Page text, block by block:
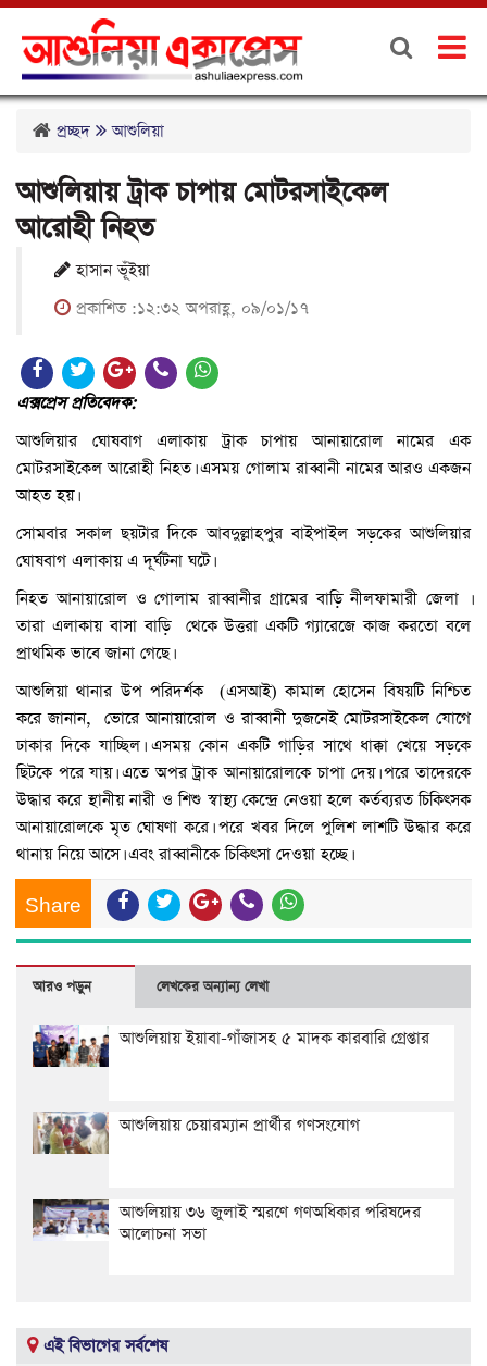
প্রচ্ছদ আশুলিয়া
আশুলিয়ায় ট্রাক চাপায় মোটরসাইকেল
আরোহী নিহত
হাসান ভূঁইয়া
প্রকাশিত :১২:৩২ অপরাহ্ণ, ০৯/০১/১৭
এক্সপ্রেস প্রতিবেদক:
আশুলিয়ার ঘোষবাগ এলাকায় ট্রাক চাপায় আনায়ারোল নামের এক
মোটরসাইকেল আরোহী নিহত। এসময় গোলাম রাব্বানী নামের আরও একজন
আহত হয়।
সোমবার সকাল ছয়টার দিকে আবদুল্লাহপুর বাইপাইল সড়কের আশুলিয়ার
ঘোষবাগ এলাকায় এ দূর্ঘটনা ঘটে।
নিহত আনায়ারোল ও গোলাম রাব্বানীর গ্রামের বাড়ি নীলফামারী জেলা ।
তারা এলাকায় বাসা বাড়ি থেকে উত্তরা একটি গ্যারেজে কাজ করতো বলে
প্রাথমিক ভাবে জানা গেছে।
আশুলিয়া থানার উপ পরিদর্শক (এসআই) কামাল হোসেন বিষয়টি নিশ্চিত
করে জানান, ভোরে আনায়ারোল ও রাব্বানী দুজনেই মোটরসাইকেল যোগে
ঢাকার দিকে যাচ্ছিল। এসময় কোন একটি গাড়ির সাথে ধাক্কা খেয়ে সড়কে
ছিটকে পরে যায়। এতে অপর ট্রাক আনায়ারোলকে চাপা দেয়। পরে তাদেরকে
উদ্ধার করে স্থানীয় নারী ও শিশু স্বাস্থ্য কেন্দ্রে নেওয়া হলে কর্তব্যরত চিকিৎসক
আনায়ারোলকে মৃত ঘোষণা করে। পরে খবর দিলে পুলিশ লাশটি উদ্ধার করে
থানায় নিয়ে আসে। এবং রাব্বানীকে চিকিৎসা দেওয়া হচ্ছে।
Share
আরও পড়ুন লেখকের অন্যান্য লেখা
আশুলিয়ায় ইয়াবা-গাঁজাসহ ৫ মাদক কারবারি গ্রেপ্তার
আশুলিয়ায় চেয়ারম্যান প্রার্থীর গণসংযোগ
আশুলিয়ায় ৩৬ জুলাই স্মরণে গণঅধিকার পরিষদের
আলোচনা সভা
এই বিভাগের সর্বশেষ